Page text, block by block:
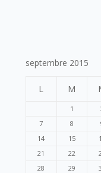
septembre 2015
L M
1
7
8
14
15
21
22
28
29